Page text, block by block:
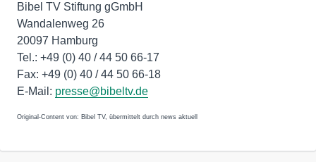
Bibel TV Stiftung gGmbH
Wandalenweg 26
20097 Hamburg
Tel.: +49 (0) 40 / 44 50 66-17
Fax: +49 (0) 40 / 44 50 66-18
E-Mail: presse@bibeltv.de
Original-Content von: Bibel TV, übermittelt durch news aktuell